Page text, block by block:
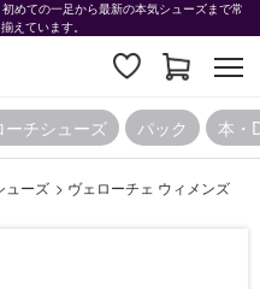
めての一足から最新の本気シューズまで常
えています。
ーチシューズ パック 本・
ューズ > ヴェローチェ ウィメンズ